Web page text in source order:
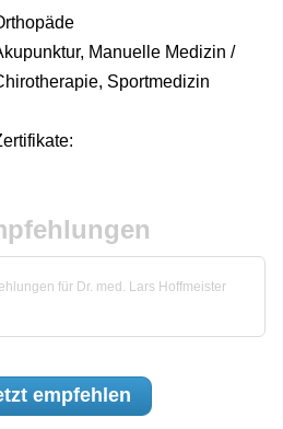
Manuelle Medizin /
Sportmedizin
für Dr. med. Lars Hoffmeister
empfehlen